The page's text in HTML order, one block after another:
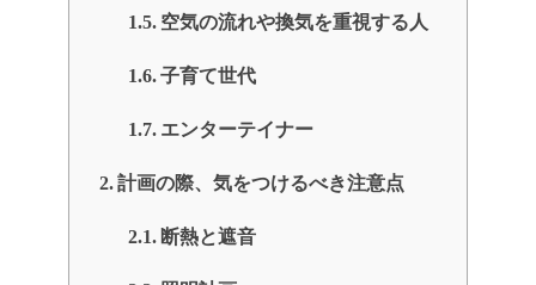
空気の流れや換気を重視する人
子育て世代
エンターテイナー
計画の際、気をつけるべき注意点
断熱と遮音